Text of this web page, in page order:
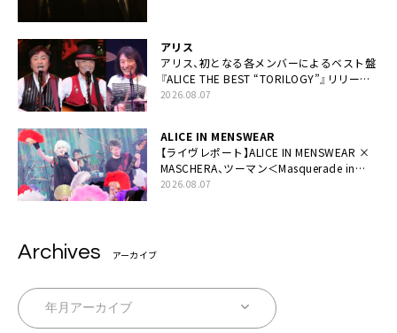
アリス
アリス、初となる各メンバーによるベスト盤
『ALICE THE BEST “TORILOGY”』リリース
決定
2026.08.07
ALICE IN MENSWEAR
【ライヴレポート】ALICE IN MENSWEAR ×
MASCHERA、ツーマン＜Masquerade in
Wonderland＞に一夜限り豪華共演と14年
2026.08.07
Archives アーカイブ